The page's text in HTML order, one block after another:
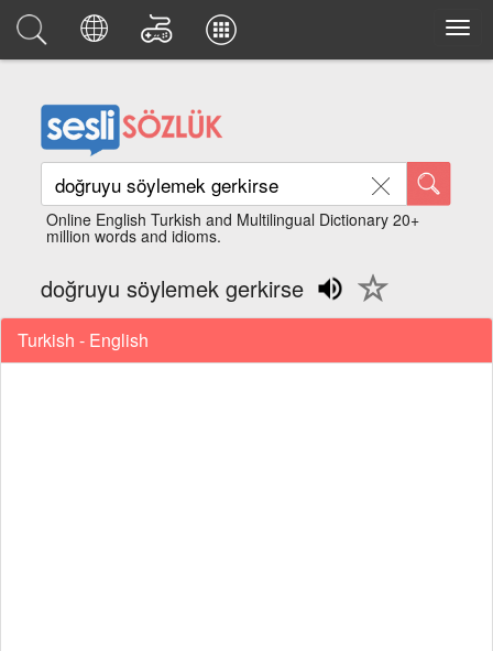
Online English Turkish and Multilingual Dictionary 20+
million words and idioms.
doğruyu söylemek gerkirse
Turkish - English